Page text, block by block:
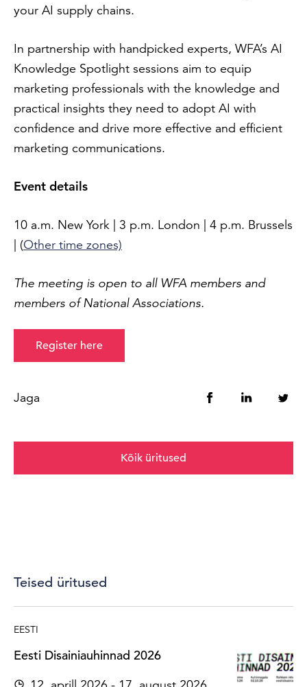
your AI supply chains.
In partnership with handpicked experts, WFA’s AI
Knowledge Spotlight sessions aim to equip
marketing professionals with the knowledge and
practical insights they need to adopt AI with
confidence and drive more effective and efficient
marketing communications.
Event details
10 a.m. New York | 3 p.m. London | 4 p.m. Brussels
| (Other time zones)
The meeting is open to all WFA members and
members of National Associations.
Register here
Jaga
Kõik üritused
Teised üritused
EESTI
Eesti Disainiauhinnad 2026